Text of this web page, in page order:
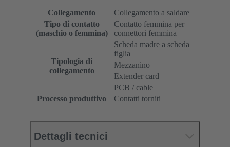
Collegamento
Collegamento a saldare
Tipo di contatto
(maschio o femmina)
Contatto femmina per
connettori femmina
Tipologia di
collegamento
Scheda madre a scheda
figlia
Mezzanino
Extender card
PCB / cable
Processo produttivo
Contatti torniti
Dettagli tecnici